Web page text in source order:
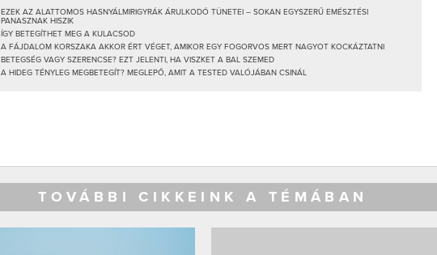
EZEK AZ ALATTOMOS HASNYÁLMIRIGYRÁK ÁRULKODÓ TÜNETEI – SOKAN EGYSZERŰ EMÉSZTÉSI
PANASZNAK HISZIK
ÍGY BETEGÍTHET MEG A KULACSOD
A FÁJDALOM KORSZAKA AKKOR ÉRT VÉGET, AMIKOR EGY FOGORVOS MERT NAGYOT KOCKÁZTATNI
BETEGSÉG VAGY SZERENCSE? EZT JELENTI, HA VISZKET A BAL SZEMED
A HIDEG TÉNYLEG MEGBETEGÍT? MEGLEPŐ, AMIT A TESTED VALÓJÁBAN CSINÁL
TOVÁBBI CIKKEINK A TÉMÁBAN